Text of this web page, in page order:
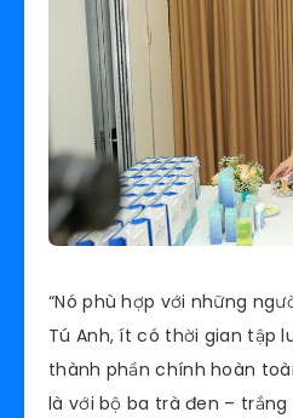
“Nó phù hợp với những
Tú Anh, ít có thời gian tập
thành phần chính hoàn
là với bộ ba trà đen –